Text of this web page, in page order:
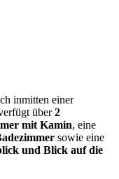
inmitten einer
über2
mit Kamin, eine
sowie eine
und Blick auf die